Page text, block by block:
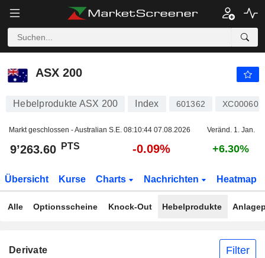
ASX 200
ASX 200
Hebelprodukte ASX 200 Index 601362
Markt geschlossen - Australian S.E. 08:10:44 07.08.2026 Veränd. 1. Jan.
9’263.60 PTS -0.09% +6.30%
Übersicht Kurse Charts Nachrichten Heatmap
Alle Optionsscheine Knock-Out Hebelprodukte
Derivate Filter